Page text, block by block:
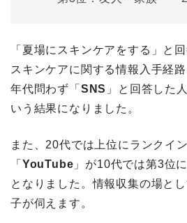
「夏場にスキンケアをする」と
スキンケアに関する情報入手経
年代問わず「 SNS 」と回答した
いう結果になりました。
また、20代では上位にランクイ
「 YouTube 」が10代では第3位
となりました。情報収集の場と
子が伺えます。